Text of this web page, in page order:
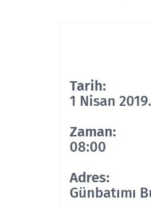
Tarih:
1 Nisan 2019.
Zaman:
08:00
Adres:
Günbatımı